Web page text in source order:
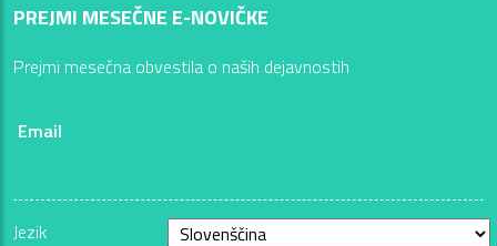
PREJMI MESEČNE E-NOVIČKE
Prejmi mesečna obvestila o naših dejavnostih
Email
Jezik